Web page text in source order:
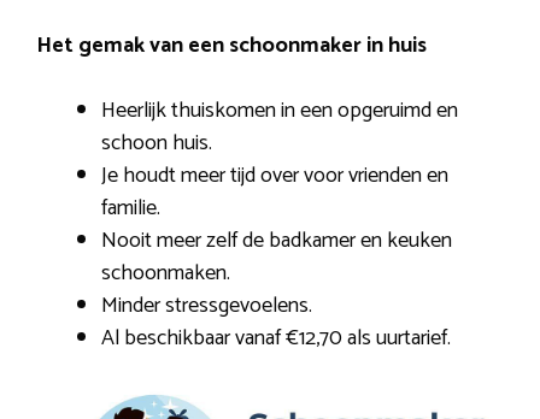
Het gemak van een schoonmaker in huis
Heerlijk thuiskomen in een opgeruimd en
schoon huis.
Je houdt meer tijd over voor vrienden en
familie.
Nooit meer zelf de badkamer en keuken
schoonmaken.
Minder stressgevoelens.
Al beschikbaar vanaf €12,70 als uurtarief.